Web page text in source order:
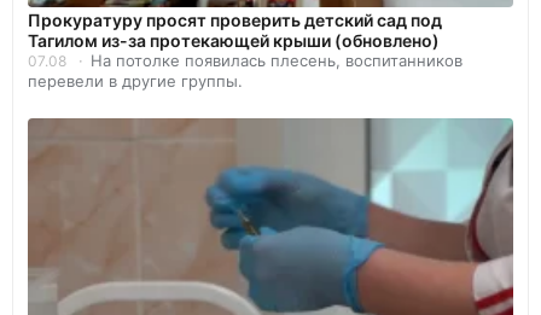
Прокуратуру просят проверить детский сад под
Тагилом из-за протекающей крыши (обновлено)
07.08
На потолке появилась плесень, воспитанников
перевели в другие группы.